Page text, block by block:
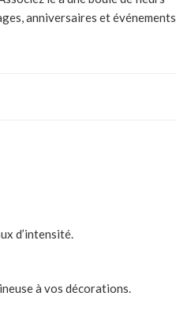
anniversaires et événements
d’intensité.
à vos décorations.